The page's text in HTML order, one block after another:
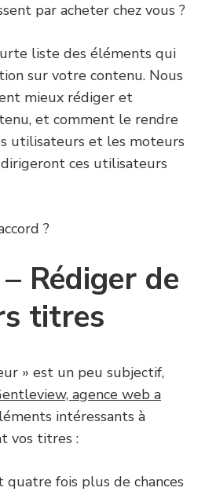
par acheter chez vous ?
liste des éléments qui
sur votre contenu. Nous
mieux rédiger et
et comment le rendre
utilisateurs et les moteurs
ces utilisateurs
?
Rédiger de
titres
» est un peu subjectif,
agence web a
intéressants à
vos titres :
quatre fois plus de chances